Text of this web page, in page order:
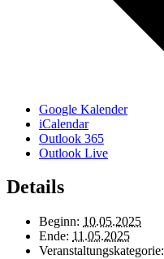
Google Kalender
iCalendar
Outlook 365
Outlook Live
Details
Beginn: 10.05.2025
Ende: 11.05.2025
Veranstaltungskategorie: